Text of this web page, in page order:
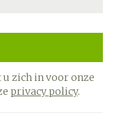
zich in voor onze
privacy policy.